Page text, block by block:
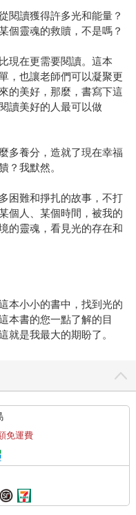
閱讀獲得許多光和能量？
個靈魂的救贖，不是嗎？
現在更需要閱讀。這本
，也讓老師們可以凝聚更
的美好，那麼，書寫下這
讀美好的人最可以做
多養分，造就了現在幸福
？我默然。
困難和掙扎的故事，不打
個人、某個時間，被我的
的靈魂，看見光的存在和
本小小的書中，找到光的
本書的您一點了解的目
就是我最大的期盼了。
免運費